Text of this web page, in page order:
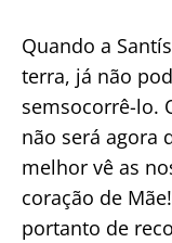
Quando a
terra, já não
semsocorrê-lo.
não será agora
melhor vê as
coração de
portanto de